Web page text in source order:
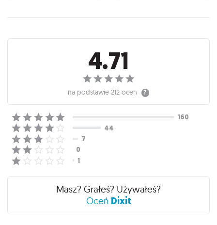
Recenzje
4.71
na podstawie 212 ocen
Masz? Grałeś? Używałeś?
Oceń Dixit